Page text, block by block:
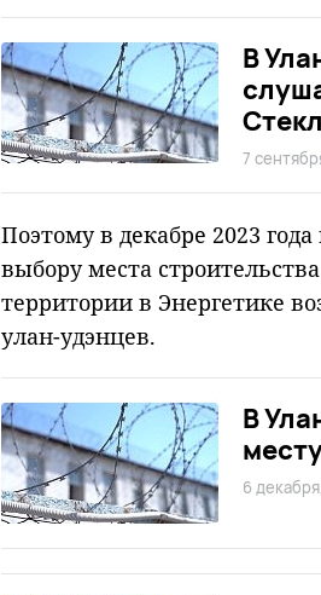
В
7
Поэтому в декабре 2023
выбору места
территории в Энергетике
улан-удэнцев.
В
6